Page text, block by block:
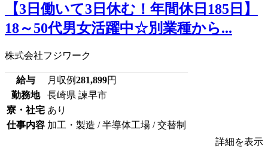
【3日働いて3日休む！年間休日185日】
18～50代男女活躍中☆別業種から...
株式会社フジワーク
給与 月収例281,899円
勤務地
長崎県 諫早市
寮・社宅 あり
仕事内容 加工・製造 / 半導体工場 / 交替制
詳細を表示